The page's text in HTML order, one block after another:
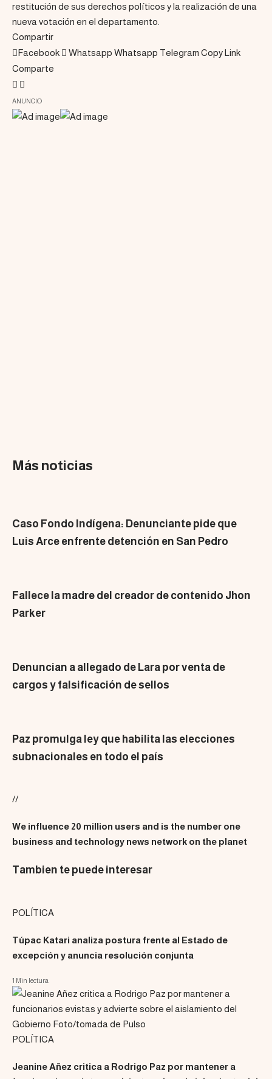
restitución de sus derechos políticos y la realización de una
nueva votación en el departamento.
Compartir
Facebook
Whatsapp Whatsapp Telegram Copy Link
Comparte
ANUNCIO
Más noticias
Caso Fondo Indígena: Denunciante pide que
Luis Arce enfrente detención en San Pedro
Fallece la madre del creador de contenido Jhon
Parker
Denuncian a allegado de Lara por venta de
cargos y falsificación de sellos
Paz promulga ley que habilita las elecciones
subnacionales en todo el país
//
We influence 20 million users and is the number one
business and technology news network on the planet
Tambien te puede interesar
POLÍTICA
Túpac Katari analiza postura frente al Estado de
excepción y anuncia resolución conjunta
1 Min lectura
POLÍTICA
Jeanine Añez critica a Rodrigo Paz por mantener a